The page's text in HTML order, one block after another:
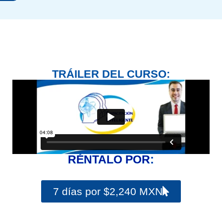
TRÁILER DEL CURSO:
RÉNTALO POR:
7 días por $2,240 MXN